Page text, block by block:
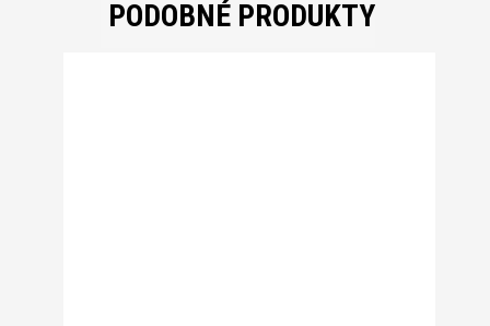
PODOBNÉ PRODUKTY